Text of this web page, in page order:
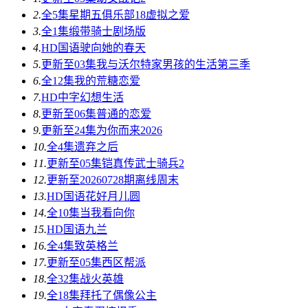
2.全5集星期五俱乐部18虚拟之爱
3.全1集缎带骑士剧场版
4.HD国语驶向她的春天​
5.更新至03集我与沃尔特家男孩的生活第三季
6.全12集我的荒糖恋爱
7.HD中字幻想生活
8.更新至06集普通的恋爱
9.更新至24集为你而来2026
10.全4集遗弃之后
11.更新至05集铠真传武士骑兵2
12.更新至20260728期离线周末
13.HD国语花好月儿圆
14.全10集当我看向你
15.HD国语九兰
16.全4集致英格兰
17.更新至05集西区帮派
18.全32集战火英雄
19.全18集拜托了偶像公主